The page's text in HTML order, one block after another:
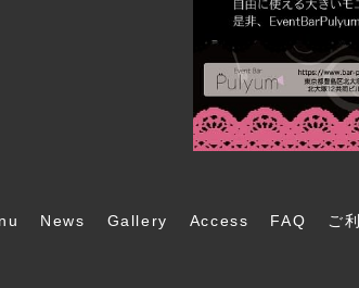
News Gallery Access FAQ ご